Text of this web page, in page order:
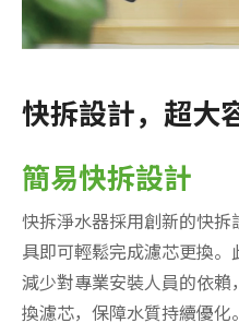
快拆設計，超大
簡易快拆設計
快拆淨水器採用創新的快
具即可輕鬆完成濾芯更換。
減少對專業安裝人員的依
換濾芯，保障水質持續優化。